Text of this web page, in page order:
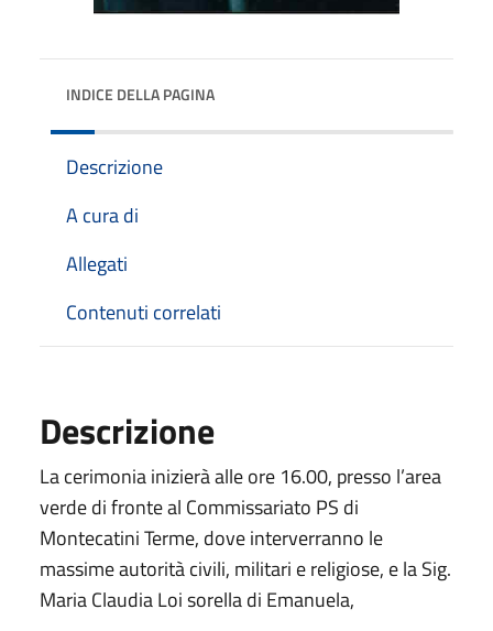
INDICE DELLA PAGINA
Descrizione
A cura di
Allegati
Contenuti correlati
Descrizione
La cerimonia inizierà alle ore 16.00, presso l’area
verde di fronte al Commissariato PS di
Montecatini Terme, dove interverranno le
massime autorità civili, militari e religiose, e la Sig.
Maria Claudia Loi sorella di Emanuela,